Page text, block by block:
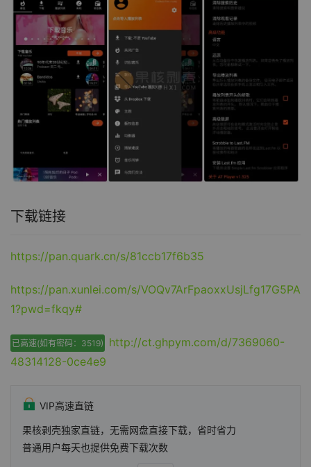
下载链接
https://pan.quark.cn/s/81ccb17f6b35
https://pan.xunlei.com/s/VOQv7ArFpaoxxUsjLfg17G5PA
1?pwd=fkqy#
已高速(如有密码：3519)
http://ct.ghpym.com/d/7369060-
48314128-0ce4e9
VIP高速直链
果核剥壳独家直链，无需网盘直接下载，省时省力
普通用户每天也提供免费下载次数